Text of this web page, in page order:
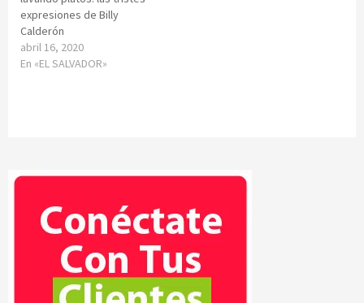
expresiones de Billy
Calderón
abril 16, 2020
En «EL SALVADOR»